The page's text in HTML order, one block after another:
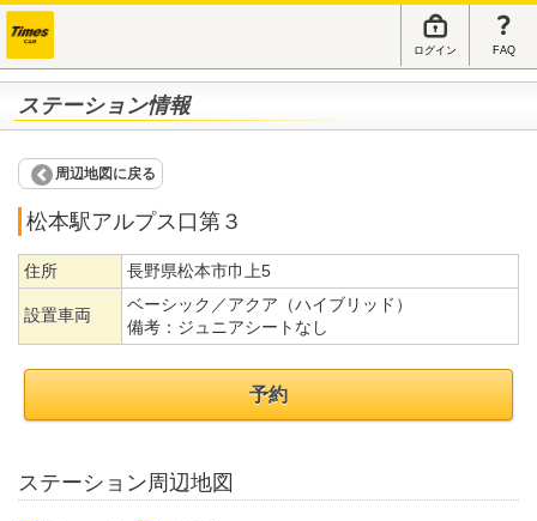
ログイン FAQ
ステーション情報
周辺地図に戻る
松本駅アルプス口第３
住所 長野県松本市巾上5
設置車両
ベーシック／アクア（ハイブリッド）
備考： ジュニアシートなし
予約
ステーション周辺地図